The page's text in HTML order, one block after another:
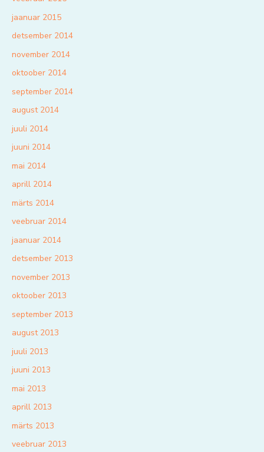
jaanuar 2015
detsember 2014
november 2014
oktoober 2014
september 2014
august 2014
juuli 2014
juuni 2014
mai 2014
aprill 2014
märts 2014
veebruar 2014
jaanuar 2014
detsember 2013
november 2013
oktoober 2013
september 2013
august 2013
juuli 2013
juuni 2013
mai 2013
aprill 2013
märts 2013
veebruar 2013